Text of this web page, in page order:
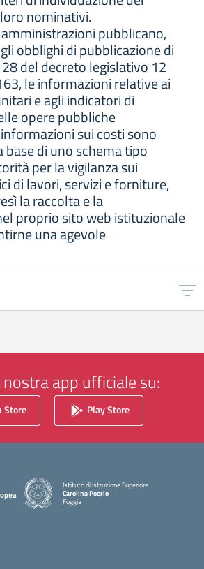
nominativi.
pubblicano,
obblighi di pubblicazione di
del decreto legislativo 12
le informazioni relative ai
e agli indicatori di
opere pubbliche
sui costi sono
di uno schema tipo
per la vigilanza sui
di lavori, servizi e forniture,
la raccolta e la
proprio sito web istituzionale
una agevole
nostra app ufficiale su:
Store Play Store
Istituto di Istruzione Superiore
Carolina Poerio
Foggia
— Visita la pagina iniziale della scuola